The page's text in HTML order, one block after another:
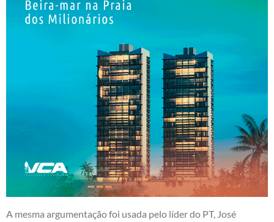
A mesma argumentação foi usada pelo líder do PT, José